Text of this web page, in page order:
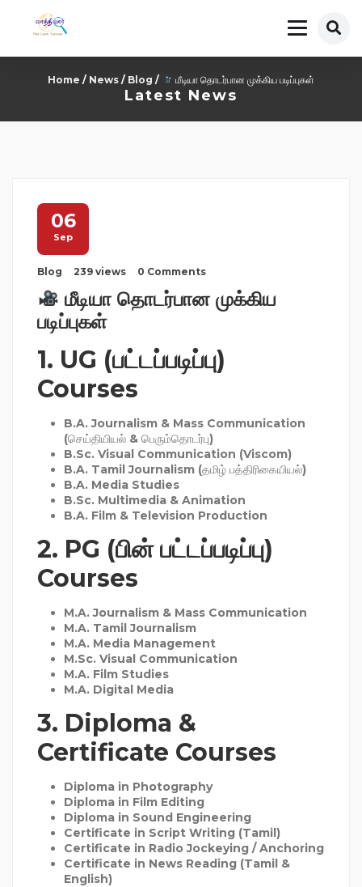
Home / News / Blog / மீடியா தொடர்பான முக்கிய படிப்புகள்
Latest News
06
Sep
Blog 239 views 0 Comments
மீடியா தொடர்பான முக்கிய
படிப்புகள்
1. UG (பட்டப்படிப்பு)
Courses
B.A. Journalism & Mass Communication
(செய்தியியல் & பெரும்தொடர்பு)
B.Sc. Visual Communication (Viscom)
B.A. Tamil Journalism(தமிழ் பத்திரிகையியல்)
B.A. Media Studies
B.Sc. Multimedia & Animation
B.A. Film & Television Production
2. PG (பின் பட்டப்படிப்பு)
Courses
M.A. Journalism & Mass Communication
M.A. Tamil Journalism
M.A. Media Management
M.Sc. Visual Communication
M.A. Film Studies
M.A. Digital Media
3. Diploma &
Certificate Courses
Diploma in Photography
Diploma in Film Editing
Diploma in Sound Engineering
Certificate in Script Writing (Tamil)
Certificate in Radio Jockeying / Anchoring
Certificate in News Reading (Tamil &
English)